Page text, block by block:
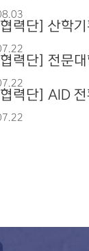
협력단] 산학